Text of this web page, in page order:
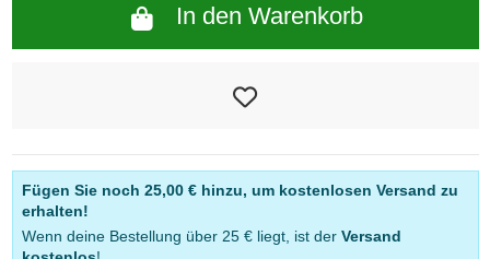
In den Warenkorb
Fügen Sie noch 25,00 €hinzu, um kostenlosen Versand zu
erhalten!
Wenn deine Bestellung über 25 € liegt, ist der Versand